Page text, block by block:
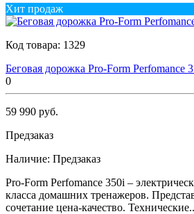
Хит продаж
Код товара: 1329
Беговая дорожка Pro-Form Perfomance
0
59 990 руб.
Предзаказ
Наличие: Предзаказ
Pro-Form Perfomance 350i –
класса домашних тренажеров.
сочетание цена-качество. Технические..